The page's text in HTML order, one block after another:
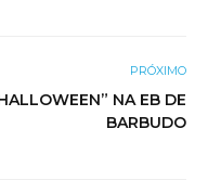
PRÓXIMO
NA EB DE
BARBUDO